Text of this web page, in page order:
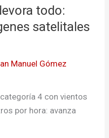
todo:
satelitales
Manuel Gómez
4 con vientos
por hora: avanza